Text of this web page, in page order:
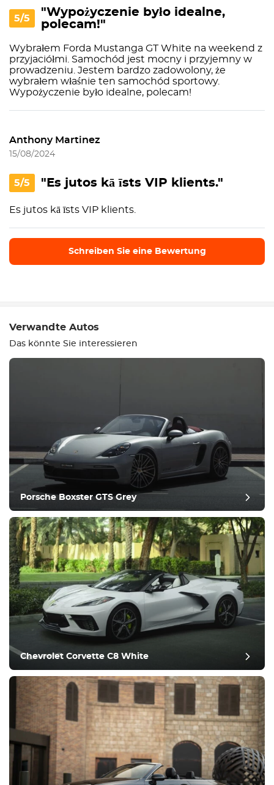
5/5
"Wypożyczenie było idealne,
polecam!"
Wybrałem Forda Mustanga GT White na weekend z
przyjaciółmi. Samochód jest mocny i przyjemny w
prowadzeniu. Jestem bardzo zadowolony, że
wybrałem właśnie ten samochód sportowy.
Wypożyczenie było idealne, polecam!
Anthony Martinez
15/08/2024
5/5 "Es jutos kā īsts VIP klients."
Es jutos kā īsts VIP klients.
Schreiben Sie eine Bewertung
Ausrüstung
Bequem
Klimatisierung
Laufwerk
Zustand
Nachbericht
Verwandte Autos
Das könnte Sie interessieren
Porsche Boxster GTS Grey
Chevrolet Corvette C8 White